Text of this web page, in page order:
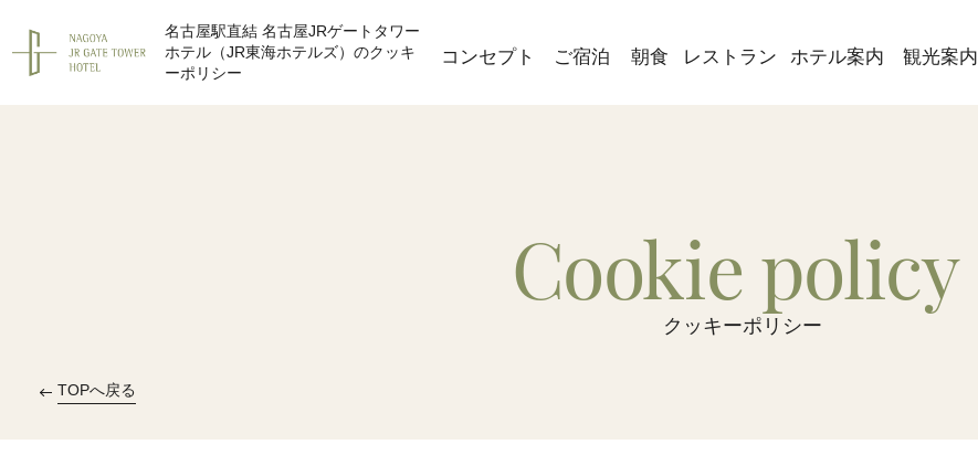
名古屋駅直結 名古屋JRゲートタワー
ホテル（JR東海ホテルズ）のクッキ
ーポリシー
コンセプト ご宿泊 朝食 レストラン ホテル案内 観光案内
Cookie policy
クッキーポリシー
TOPへ戻る